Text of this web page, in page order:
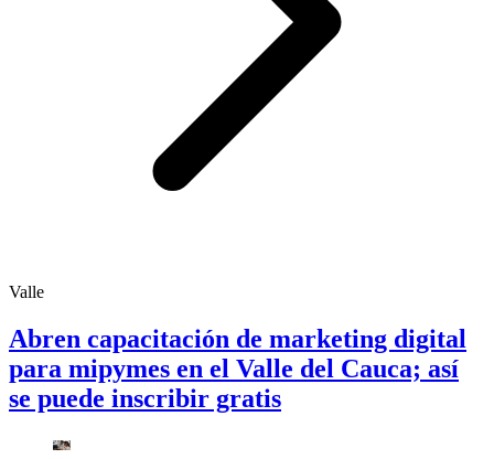
Valle
Abren capacitación de marketing digital
para mipymes en el Valle del Cauca; así
se puede inscribir gratis